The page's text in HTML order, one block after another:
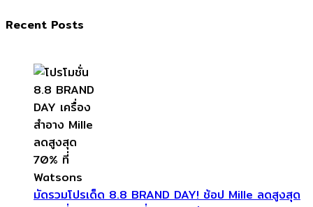
Recent Posts
มัดรวมโปรเด็ด 8.8 BRAND DAY! ช้อป Mille ลดสูงสุด